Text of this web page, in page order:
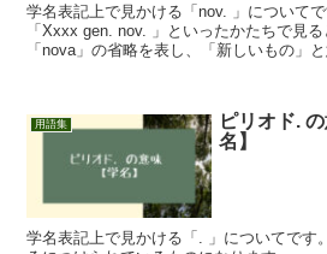
学名表記上で見かける「nov. 」について
「Xxxx gen. nov. 」といったかたちで見
「nova」の省略を表し、「新しいもの」と
用語集
ピリオド.
名】
学名表記上で見かける「. 」についてです